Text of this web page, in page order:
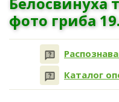
фото гриба
Каталог